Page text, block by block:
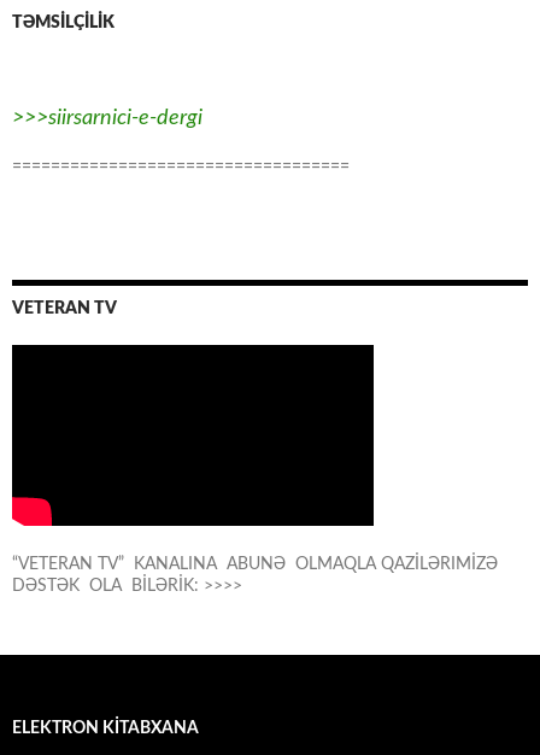
TƏMSİLÇİLİK
>>>siirsarnici-e-dergi
===================================
VETERAN TV
“VETERAN TV” KANALINA ABUNƏ OLMAQLA QAZİLƏRIMİZƏ
DƏSTƏK OLA BİLƏRİK: >>>>
ELEKTRON KİTABXANA